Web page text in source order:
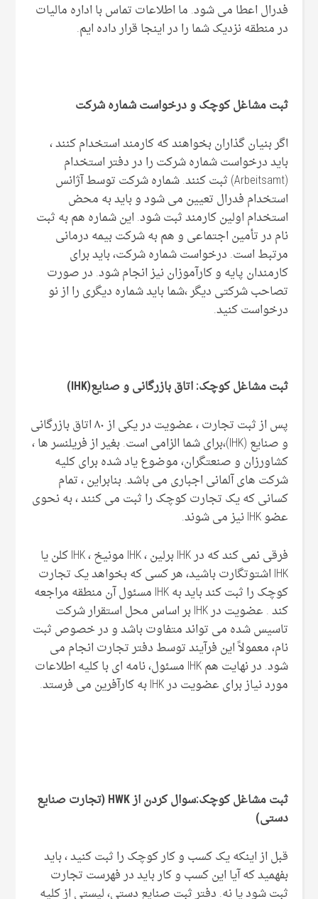
فدرال اعطا می شود. ما اطلاعات تماس با اداره مالیات
در منطقه نزدیک شما را در اینجا قرار داده ایم.
ثبت مشاغل کوچک و درخواست شماره شرکت
اگر بنیان گذاران بخواهند که کارمند استخدام کنند ،
باید درخواست شماره شرکت را در دفتر استخدام
(Arbeitsamt) ثبت کنند. شماره شرکت توسط آژانس
استخدام فدرال تعیین می شود و باید به محض
استخدام اولین کارمند ثبت شود. این شماره هم به ثبت
نام در تأمین اجتماعی و هم به شرکت بیمه درمانی
مرتبط است. درخواست شماره شرکت، باید برای
کارمندان پایه و کارآموزان نیز انجام شود. در صورت
تصاحب شرکتی دیگر ،شما باید شماره دیگری را از نو
درخواست کنید.
ثبت مشاغل کوچک: اتاق بازرگانی و صنایع(IHK
)
پس از ثبت تجارت ، عضویت در یکی از ۸۰ اتاق بازرگانی
و صنایع (IHK)،برای شما الزامی است. بغیر از فریلنسر ها ،
کشاورزان و صنعتگران، موضوع یاد شده برای کلیه
شرکت های آلمانی اجباری می باشد. بنابراین ، تمام
کسانی که یک تجارت کوچک را ثبت می کنند ، به نحوی
عضو IHK نیز می شوند.
فرقی نمی کند که در IHK برلین ، IHK مونیخ ، IHK کلن یا
IHK اشتوتگارت باشید، هر کسی که بخواهد یک تجارت
کوچک را ثبت کند باید به IHK مسئول آن منطقه مراجعه
کند . عضویت در IHK بر اساس محل استقرار شرکت
تاسیس شده می تواند متفاوت باشد و در خصوص ثبت
نام، معمولاً این فرآیند توسط دفتر تجارت انجام می
شود. در نهایت هم IHK مسئول، نامه ای با کلیه اطلاعات
مورد نیاز برای عضویت در IHK به کارآفرین می فرستد.
ثبت مشاغل کوچک:سوال کردن ازHWK
(تجارت صنایع
دستی)
قبل از اینکه یک کسب و کار کوچک را ثبت کنید ، باید
بفهمید که آیا این کسب و کار باید در فهرست تجارت
ثبت شود یا نه. دفتر ثبت صنایع دستی، لیستی از کلیه